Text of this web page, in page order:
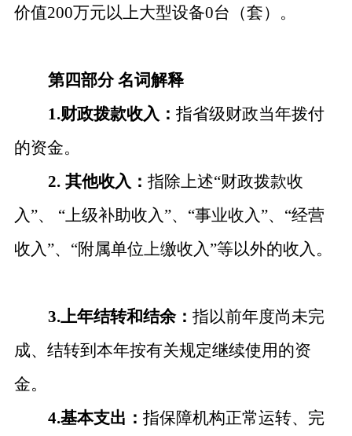
价值200万元以上大型设备0台（套）。
第四部分 名词解释
1.财政拨款收入： 指省级财政当年拨付
的资金。
2. 其他收入： 指除上述“财政拨款收
入”、
“上级补助收入”、“事业收入”、“经营
收入”、“附属单位上缴收入”等以外的收入。
3.上年结转和结余： 指以前年度尚未完
成、结转到本年按有关规定继续使用的资
金。
4.基本支出： 指保障机构正常运转、完